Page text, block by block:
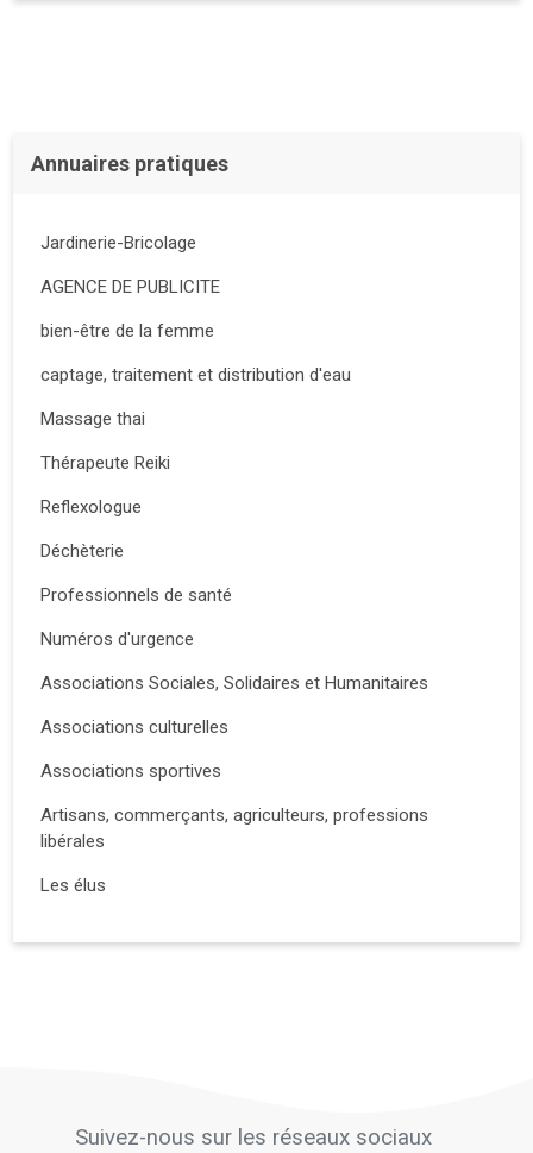
Annuaires pratiques
Jardinerie-Bricolage
AGENCE DE PUBLICITE
bien-être de la femme
captage, traitement et distribution d'eau
Massage thai
Thérapeute Reiki
Reflexologue
Déchèterie
Professionnels de santé
Numéros d'urgence
Associations Sociales, Solidaires et Humanitaires
Associations culturelles
Associations sportives
Artisans, commerçants, agriculteurs, professions
libérales
Les élus
Suivez-nous sur les réseaux sociaux